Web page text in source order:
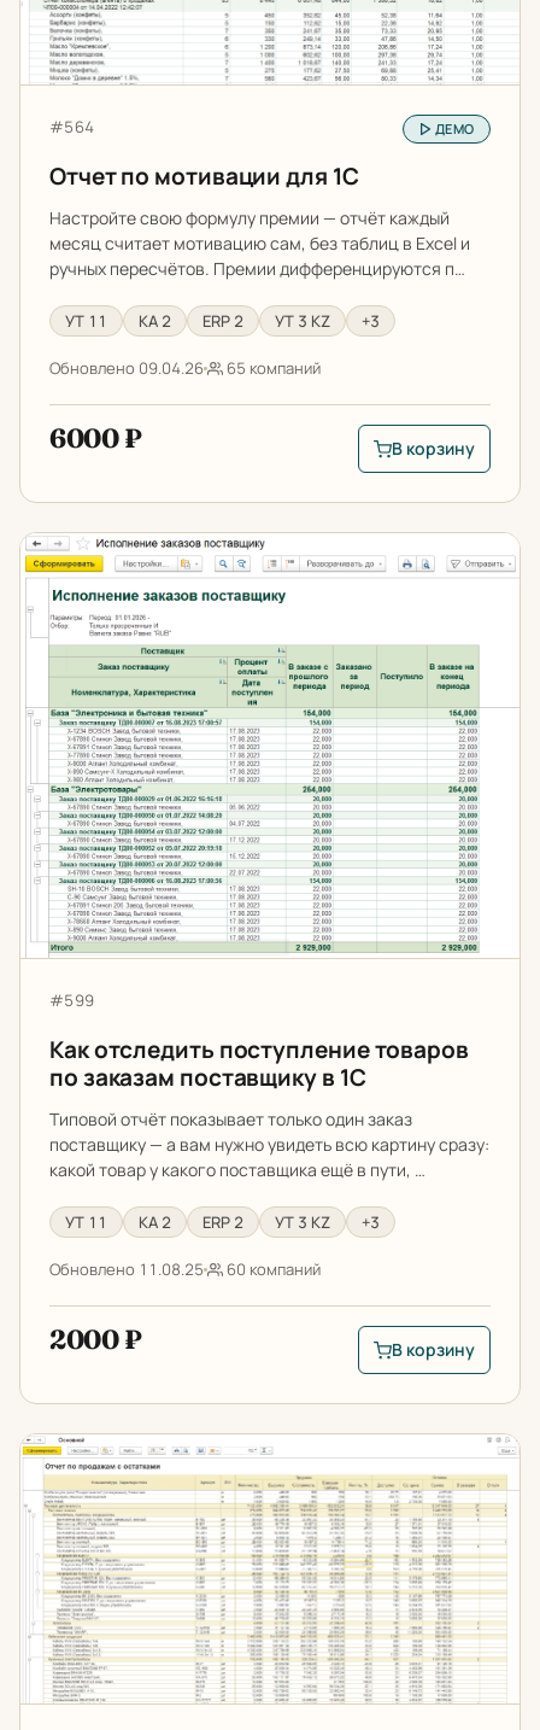
Артикул:
#564 ДЕМО
Отчет по мотивации для 1С
Настройте свою формулу премии — отчёт каждый
месяц считает мотивацию сам, без таблиц в Excel и
ручных пересчётов. Премии дифференцируются п…
УТ 11 КА 2 ERP 2 УТ 3 KZ +3
Обновлено 09.04.26 65 компаний
6000 ₽
В корзину: Отчет
В корзину
Как отследить поступление товаров по заказам
Артикул:
#599
Как отследить поступление товаров
по заказам поставщику в 1С
Типовой отчёт показывает только один заказ
поставщику — а вам нужно увидеть всю картину сразу:
какой товар у какого поставщика ещё в пути, …
УТ 11 КА 2 ERP 2 УТ 3 KZ +3
Обновлено 11.08.25 60 компаний
2000 ₽
В корзину: Как
В корзину
Отчет по продажам и остаткам товаров на складах